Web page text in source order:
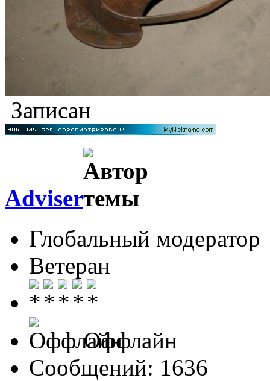
Записан
Adviser
Глобальный модератор
Ветеран
Оффлайн
Сообщений: 1636